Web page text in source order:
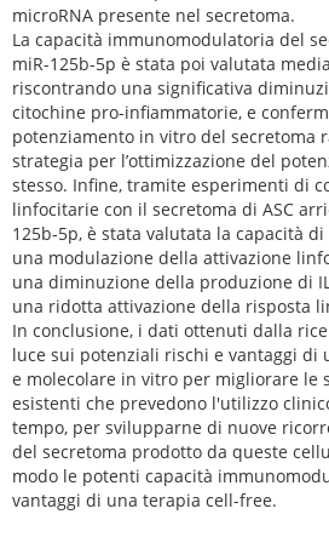
microRNA presente nel secretoma.
La capacità immunomodulatoria del
miR-125b-5p è stata poi valutata
riscontrando una significativa
citochine pro-infiammatorie, e
potenziamento in vitro del secretoma
strategia per l’ottimizzazione del
stesso. Infine, tramite esperimenti di
linfocitarie con il secretoma di ASC
125b-5p, è stata valutata la capacità
una modulazione della attivazione
una diminuzione della produzione di
una ridotta attivazione della risposta
In conclusione, i dati ottenuti dalla
luce sui potenziali rischi e vantaggi di
e molecolare in vitro per migliorare le
esistenti che prevedono l'utilizzo
tempo, per svilupparne di nuove
del secretoma prodotto da queste
modo le potenti capacità
vantaggi di una terapia cell-free.